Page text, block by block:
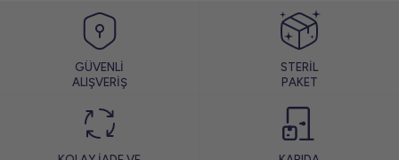
GÜVENLİ
ALIŞVERİŞ
STERİL
PAKET